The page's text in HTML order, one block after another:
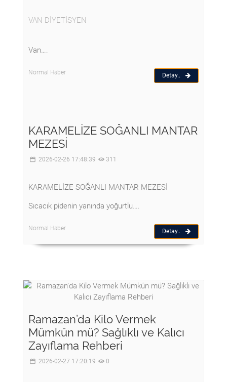
VAN DİYETİSYEN
Van….
Normal Haber Detay..
KARAMELİZE SOĞANLI MANTAR
MEZESİ
2026-02-26 17:48:39 311
KARAMELİZE SOĞANLI MANTAR MEZESİ
Sıcacık pidenin yanında yoğurtlu….
Normal Haber Detay..
Ramazan’da Kilo Vermek
Mümkün mü? Sağlıklı ve Kalıcı
Zayıflama Rehberi
2026-02-27 17:20:19 0